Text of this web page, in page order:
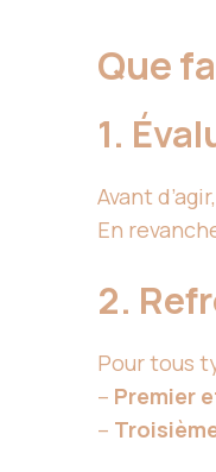
Que
1.
Avant
En
2.
Pour tous
– Premier
–